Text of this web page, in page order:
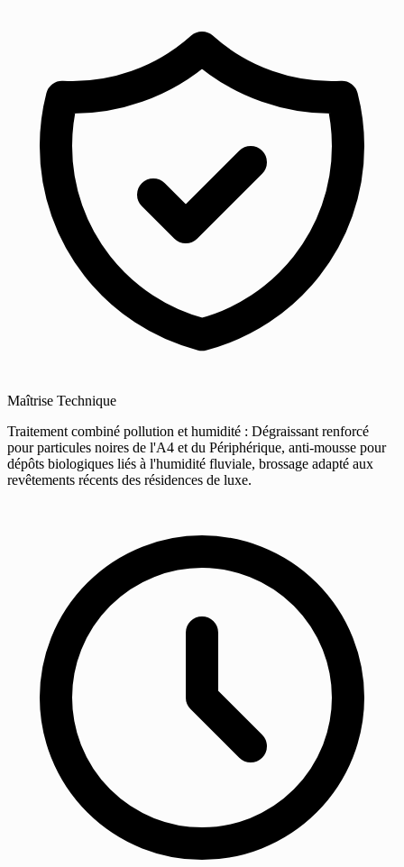
Maîtrise Technique
Traitement combiné pollution et humidité : Dégraissant renforcé
pour particules noires de l'A4 et du Périphérique, anti-mousse pour
dépôts biologiques liés à l'humidité fluviale, brossage adapté aux
revêtements récents des résidences de luxe.